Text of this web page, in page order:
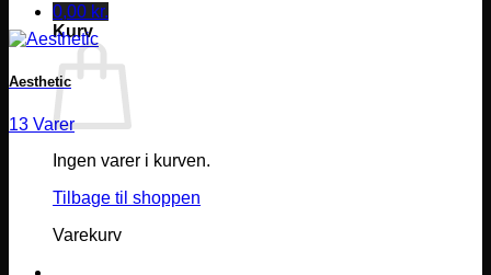
0,00 kr.
Kurv
Ingen varer i kurven.
Tilbage til shoppen
Varekurv
Aesthetic
13 Varer